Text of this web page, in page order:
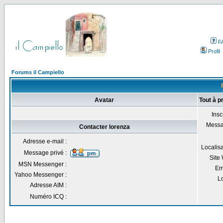
Profil
Forums il Campiello
Avatar Tout à
Site
Contacter lorenza
Adresse e-mail :
Message privé :
MSN Messenger :
Yahoo Messenger :
Adresse AIM :
Numéro ICQ :